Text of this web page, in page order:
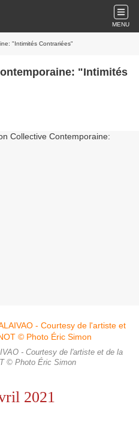
MENU
"Intimités Contrariées"
"Intimités
- Courtesy de l'artiste et de la
© Photo Éric Simon
2021